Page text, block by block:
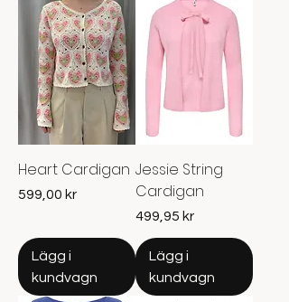
Heart Cardigan
Pris
599,00 kr
Lägg i
kundvagn
Jessie String
Cardigan
Pris
499,95 kr
Lägg i
kundvagn